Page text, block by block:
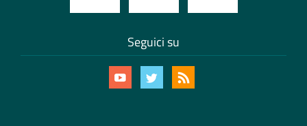
Seguici su